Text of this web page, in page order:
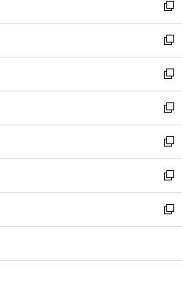
く
ド
ウ
で
開
く
ィ
ン
ド
ウ
で
開
く
い
ウ
ィ
ン
ド
ウ
で
開
く
新
し
い
ウ
ィ
ン
ド
ウ
で
開
く
新
し
い
ウ
ィ
ン
ド
ウ
で
開
く
新
し
い
ウ
ィ
ン
ド
ウ
で
開
新
し
い
ウ
ィ
ン
ド
ウ
開
新
し
い
ウ
ィ
ン
ウ
新
し
い
ウ
ン
新
し
ウ